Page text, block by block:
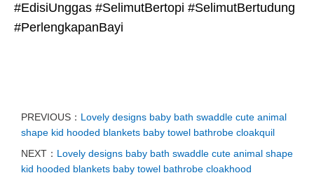
#EdisiUnggas #SelimutBertopi #SelimutBertudung
#PerlengkapanBayi
PREVIOUS： Lovely designs baby bath swaddle cute animal
shape kid hooded blankets baby towel bathrobe cloakquil
NEXT： Lovely designs baby bath swaddle cute animal shape
kid hooded blankets baby towel bathrobe cloakhood